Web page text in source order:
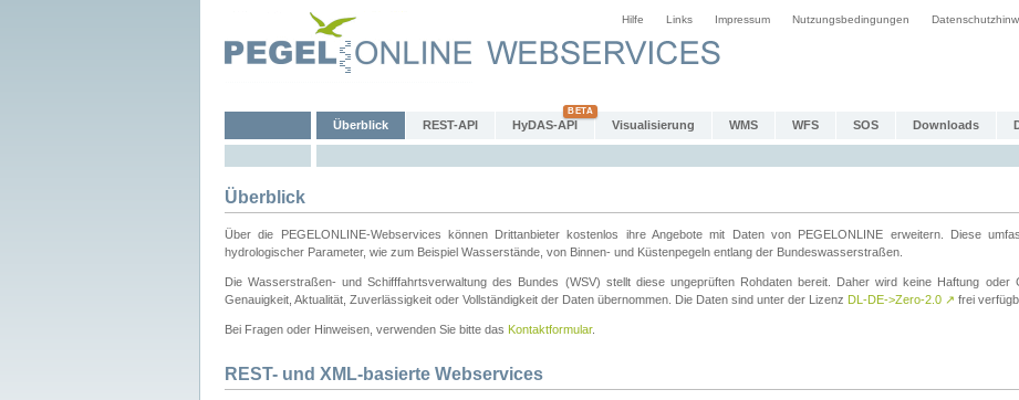
Hilfe Links Impressum Nutzungsbedingungen
Überblick REST-API HyDAS-API Visualisierung WMS WFS SOS Downloads
Überblick
Über die PEGELONLINE-Webservices können Drittanbieter kostenlos ihre Angebote mit Daten von PEGELONLINE erweitern. Diese
hydrologischer Parameter, wie zum Beispiel Wasserstände, von Binnen- und Küstenpegeln entlang der Bundeswasserstraßen.
Die Wasserstraßen- und Schifffahrtsverwaltung des Bundes (WSV) stellt diese ungeprüften Rohdaten bereit. Daher wird keine Haftung oder
Genauigkeit, Aktualität, Zuverlässigkeit oder Vollständigkeit der Daten übernommen. Die Daten sind unter der Lizenz DL-DE->Zero-2.0 ↗ frei
Bei Fragen oder Hinweisen, verwenden Sie bitte das Kontaktformular.
REST- und XML-basierte Webservices